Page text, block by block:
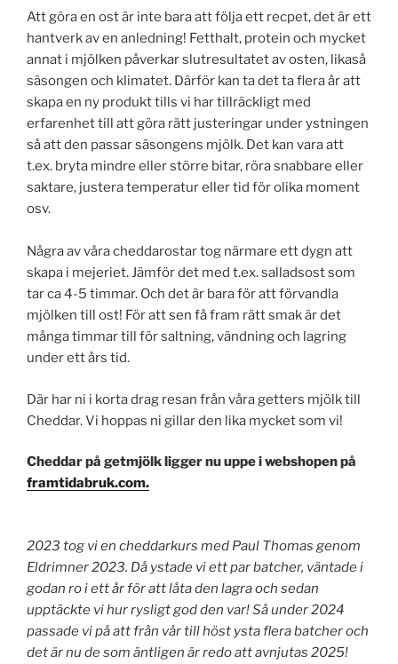
Att göra en ost är inte bara att följa ett recpet, det är ett
hantverk av en anledning! Fetthalt, protein och mycket
annat i mjölken påverkar slutresultatet av osten, likaså
säsongen och klimatet. Därför kan ta det ta flera år att
skapa en ny produkt tills vi har tillräckligt med
erfarenhet till att göra rätt justeringar under ystningen
så att den passar säsongens mjölk. Det kan vara att
t.ex. bryta mindre eller större bitar, röra snabbare eller
saktare, justera temperatur eller tid för olika moment
osv.
Några av våra cheddarostar tog närmare ett dygn att
skapa i mejeriet. Jämför det med t.ex. salladsost som
tar ca 4-5 timmar. Och det är bara för att förvandla
mjölken till ost! För att sen få fram rätt smak är det
många timmar till för saltning, vändning och lagring
under ett års tid.
Där har ni i korta drag resan från våra getters mjölk till
Cheddar. Vi hoppas ni gillar den lika mycket som vi!
Cheddar på getmjölk ligger nu uppe i webshopen på
framtidabruk.com.
2023 tog vi en cheddarkurs med Paul Thomas genom
Eldrimner 2023. Då ystade vi ett par batcher, väntade i
godan ro i ett år för att låta den lagra och sedan
upptäckte vi hur rysligt god den var! Så under 2024
passade vi på att från vår till höst ysta flera batcher och
det är nu de som äntligen är redo att avnjutas 2025!